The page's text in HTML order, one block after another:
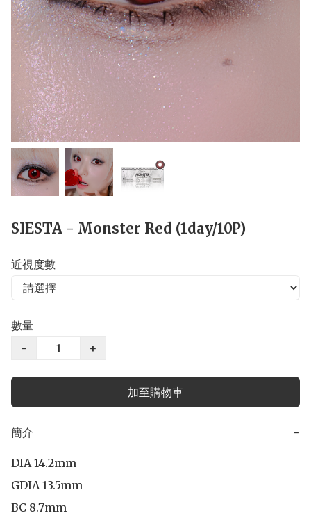
SIESTA - Monster Red (1day/10P)
近視度數
數量
−
+
加至購物車
簡介 −
DIA 14.2mm
GDIA 13.5mm
BC 8.7mm